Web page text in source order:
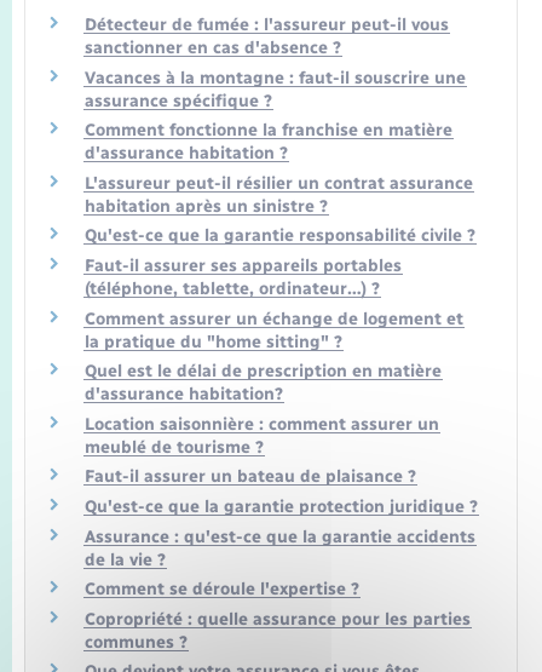
Détecteur de fumée : l'assureur peut-il vous
sanctionner en cas d'absence ?
Vacances à la montagne : faut-il souscrire une
assurance spécifique ?
Comment fonctionne la franchise en matière
d'assurance habitation ?
L'assureur peut-il résilier un contrat assurance
habitation après un sinistre ?
Qu'est-ce que la garantie responsabilité civile ?
Faut-il assurer ses appareils portables
(téléphone, tablette, ordinateur…) ?
Comment assurer un échange de logement et
la pratique du "home sitting" ?
Quel est le délai de prescription en matière
d'assurance habitation?
Location saisonnière : comment assurer un
meublé de tourisme ?
Faut-il assurer un bateau de plaisance ?
Qu'est-ce que la garantie protection juridique ?
Assurance : qu'est-ce que la garantie accidents
de la vie ?
Comment se déroule l'expertise ?
Copropriété : quelle assurance pour les parties
communes ?